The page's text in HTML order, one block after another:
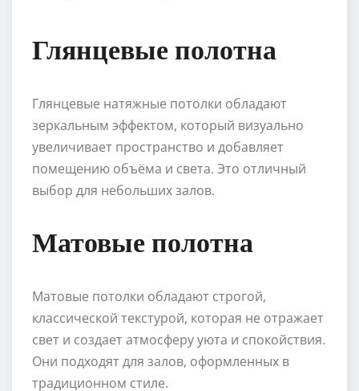
Глянцевые полотна
Глянцевые натяжные потолки обладают
зеркальным эффектом, который визуально
увеличивает пространство и добавляет
помещению объёма и света. Это отличный
выбор для небольших залов.
Матовые полотна
Матовые потолки обладают строгой,
классической текстурой, которая не отражает
свет и создает атмосферу уюта и спокойствия.
Они подходят для залов, оформленных в
традиционном стиле.